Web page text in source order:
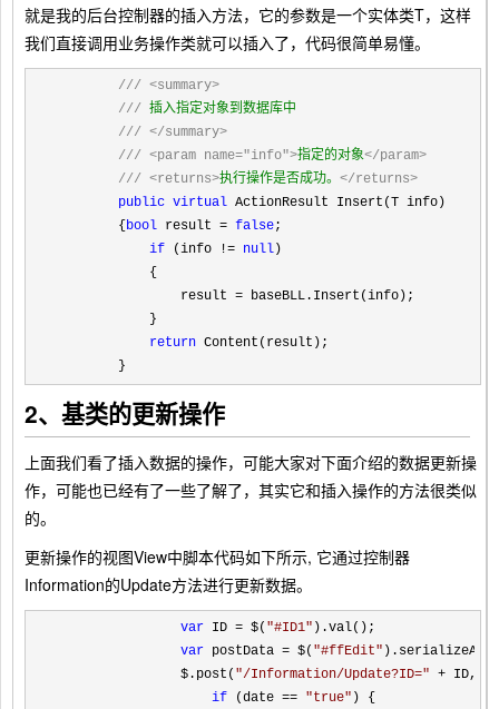
就是我的后台控制器的插入方法，它的参数是一个实体类T，这样
我们直接调用业务操作类就可以插入了，代码很简单易懂。
/// <summary>
/// 插入指定对象到数据库中
/// </summary>
/// <param name="info">指定的对象</param>
/// <returns>执行操作是否成功。 </returns>
public virtual ActionResult Insert(T info)
        {
bool result = false;
if (info != null )
            {
                result
= baseBLL.Insert(info);
            }
return Content(result);
        }
2、基类的更新操作
上面我们看了插入数据的操作，可能大家对下面介绍的数据更新操
作，可能也已经有了一些了解了，其实它和插入操作的方法很类似
的。
更新操作的视图View中脚本代码如下所示, 它通过控制器
Information的Update方法进行更新数据。
var ID = $( "#ID1" ).val();
var postData = $( "#ffEdit"
                $.post(
"/Information/Update?ID=" + ID,
if (date == "true" ) {